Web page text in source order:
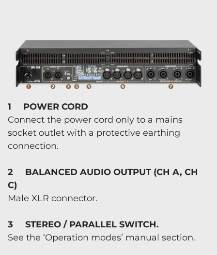
1 POWER CORD
Connect the power cord only to a mains
socket outlet with a protective earthing
connection.
2 BALANCED AUDIO OUTPUT (CH A, CH
C)
Male XLR connector.
3 STEREO / PARALLEL SWITCH.
See the ‘Operation modes’ manual section.